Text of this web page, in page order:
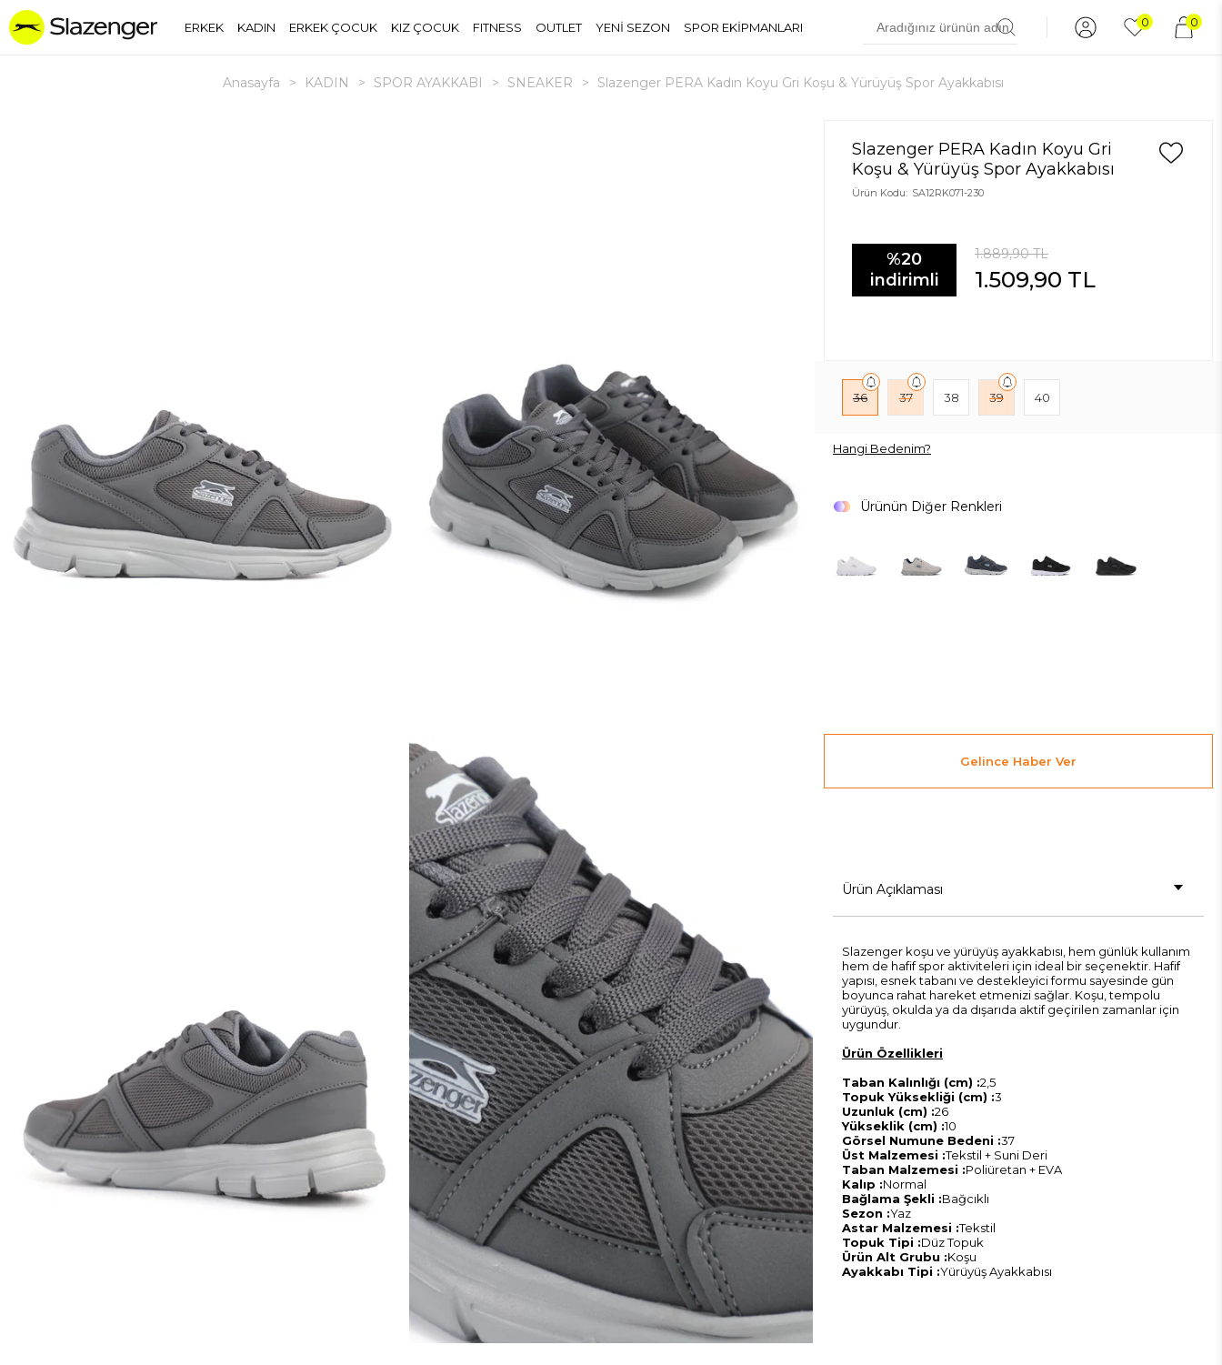
ERKEK KADIN ERKEK ÇOCUK KIZ ÇOCUK FITNESS OUTLET YENİ SEZON SPOR EKİPMANLARI 0 0
Anasayfa > KADIN > SPOR AYAKKABI > SNEAKER > Slazenger PERA Kadın Koyu Gri Koşu & Yürüyüş Spor Ayakkabısı
Slazenger PERA Kadın Koyu Gri
Koşu & Yürüyüş Spor Ayakkabısı
Ürün Kodu: SA12RK071-230
%20
indirimli
1.889,90TL
1.509,90 TL
36 37 38 39 40
Hangi Bedenim?
Ürünün Diğer Renkleri
Gelince Haber Ver
Ürün Açıklaması
Slazenger koşu ve yürüyüş ayakkabısı, hem günlük kullanım
hem de hafif spor aktiviteleri için ideal bir seçenektir. Hafif
yapısı, esnek tabanı ve destekleyici formu sayesinde gün
boyunca rahat hareket etmenizi sağlar. Koşu, tempolu
yürüyüş, okulda ya da dışarıda aktif geçirilen zamanlar için
uygundur.
Ürün Özellikleri
Taban Kalınlığı (cm) :2,5
Topuk Yüksekliği (cm) :3
Uzunluk (cm) :26
Yükseklik (cm) :10
Görsel Numune Bedeni :37
Üst Malzemesi :Tekstil + Suni Deri
Taban Malzemesi :Poliüretan + EVA
Kalıp :Normal
Bağlama Şekli :Bağcıklı
Sezon :Yaz
Astar Malzemesi :Tekstil
Topuk Tipi :Düz Topuk
Ürün Alt Grubu :Koşu
Ayakkabı Tipi :Yürüyüş Ayakkabısı